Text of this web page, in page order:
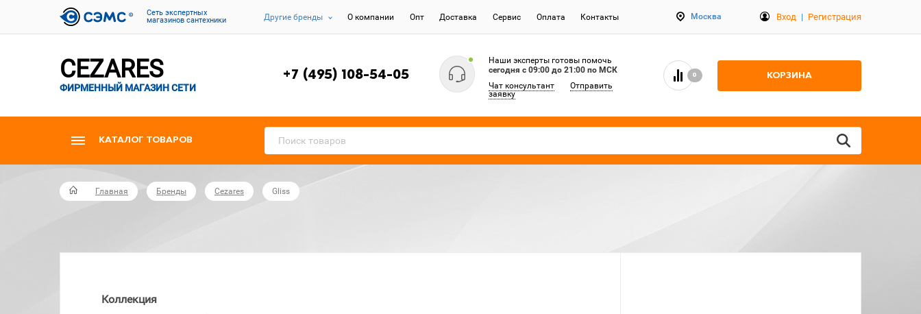
Cеть экспертных
магазинов сантехники
Другие бренды О компании Опт Доставка Сервис Оплата Контакты Москва Вход | Регистрация
CEZARES
ФИРМЕННЫЙ МАГАЗИН СЕТИ
+7 (495) 108-54-05
Наши эксперты готовы помочь
сегодня c 09:00 до 21:00 по МСК
Чат консультант
Отправить
заявку
0 КОРЗИНА
КАТАЛОГ ТОВАРОВ
Главная Бренды Cezares Gliss
Коллекция